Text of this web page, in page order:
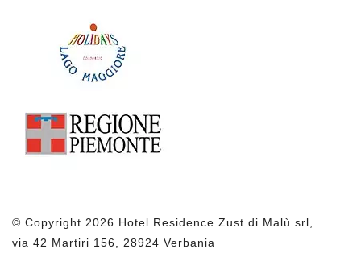
© Copyright 2026 Hotel Residence Zust di Malù srl,
via 42 Martiri 156, 28924 Verbania